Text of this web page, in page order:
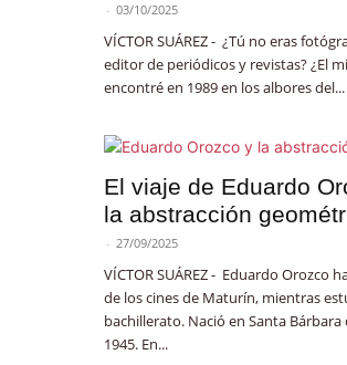
- 03/10/2025
VÍCTOR SUÁREZ - ¿Tú no eras
editor de periódicos y revistas? ¿El
encontré en 1989 en los albores del...
El viaje de Eduardo
la abstracción
- 27/09/2025
VÍCTOR SUÁREZ - Eduardo Orozco
de los cines de Maturín, mientras
bachillerato. Nació en Santa
1945. En...